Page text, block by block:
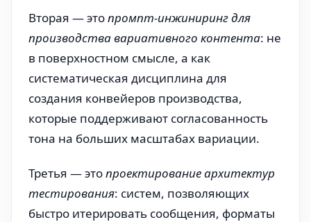
Вторая — этопромпт-инжиниринг для
производства вариативного контента: не
в поверхностном смысле, а как
систематическая дисциплина для
создания конвейеров производства,
которые поддерживают согласованность
тона на больших масштабах вариации.
Третья — этопроектирование архитектур
тестирования: систем, позволяющих
быстро итерировать сообщения, форматы